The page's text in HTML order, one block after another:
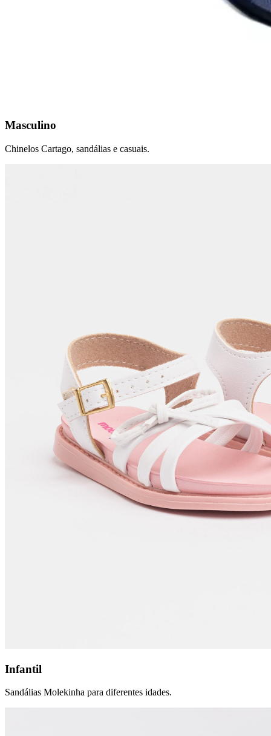
Masculino
Chinelos Cartago, sandálias e casuais.
Infantil
Sandálias Molekinha para diferentes idades.